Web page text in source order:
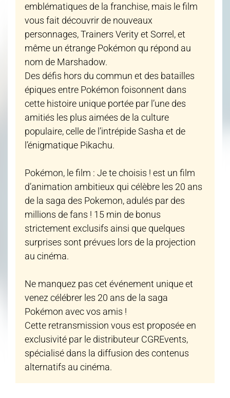
emblématiques de la franchise, mais le film
vous fait découvrir de nouveaux
personnages, Trainers Verity et Sorrel, et
même un étrange Pokémon qu répond au
nom de Marshadow.
Des défis hors du commun et des batailles
épiques entre Pokémon foisonnent dans
cette histoire unique portée par l’une des
amitiés les plus aimées de la culture
populaire, celle de l’intrépide Sasha et de
l’énigmatique Pikachu.
Pokémon, le film : Je te choisis ! est un film
d’animation ambitieux qui célèbre les 20 ans
de la saga des Pokemon, adulés par des
millions de fans ! 15 min de bonus
strictement exclusifs ainsi que quelques
surprises sont prévues lors de la projection
au cinéma.
Ne manquez pas cet événement unique et
venez célébrer les 20 ans de la saga
Pokémon avec vos amis !
Cette retransmission vous est proposée en
exclusivité par le distributeur CGREvents,
spécialisé dans la diffusion des contenus
alternatifs au cinéma.